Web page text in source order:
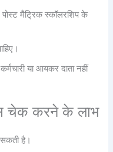
मैट्रिक स्कॉलरशिप के
या आयकर दाता नहीं
चेक करने के लाभ
है।